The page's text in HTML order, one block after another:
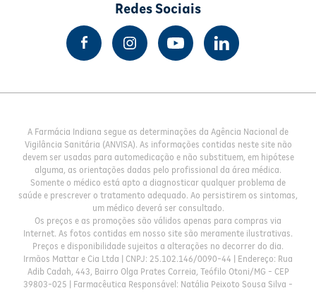
Redes Sociais
A Farmácia Indiana segue as determinações da Agência Nacional de
Vigilância Sanitária (ANVISA). As informações contidas neste site não
devem ser usadas para automedicação e não substituem, em hipótese
alguma, as orientações dadas pelo profissional da área médica.
Somente o médico está apto a diagnosticar qualquer problema de
saúde e prescrever o tratamento adequado. Ao persistirem os sintomas,
um médico deverá ser consultado.
Os preços e as promoções são válidos apenas para compras via
Internet. As fotos contidas em nosso site são meramente ilustrativas.
Preços e disponibilidade sujeitos a alterações no decorrer do dia.
Irmãos Mattar e Cia Ltda | CNPJ: 25.102.146/0090-44 | Endereço: Rua
Adib Cadah, 443, Bairro Olga Prates Correia, Teófilo Otoni/MG - CEP
39803-025 | Farmacêutica Responsável: Natália Peixoto Sousa Silva -